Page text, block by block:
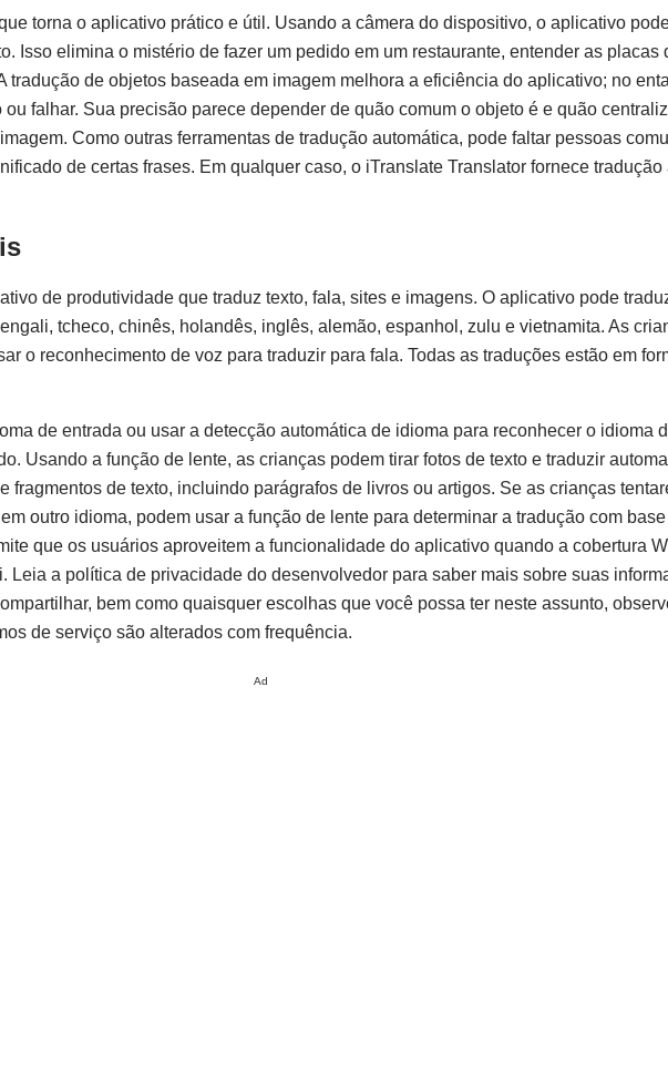
torna o aplicativo prático e útil. Usando a câmera do dispositivo, o aplicativo
Isso elimina o mistério de fazer um pedido em um restaurante, entender as placas
tradução de objetos baseada em imagem melhora a eficiência do aplicativo; no
falhar. Sua precisão parece depender de quão comum o objeto é e quão
Como outras ferramentas de tradução automática, pode faltar pessoas
de certas frases. Em qualquer caso, o iTranslate Translator fornece tradução
de produtividade que traduz texto, fala, sites e imagens. O aplicativo pode
tcheco, chinês, holandês, inglês, alemão, espanhol, zulu e vietnamita. As
o reconhecimento de voz para traduzir para fala. Todas as traduções estão em
de entrada ou usar a detecção automática de idioma para reconhecer o idioma
Usando a função de lente, as crianças podem tirar fotos de texto e traduzir
fragmentos de texto, incluindo parágrafos de livros ou artigos. Se as crianças
outro idioma, podem usar a função de lente para determinar a tradução com
que os usuários aproveitem a funcionalidade do aplicativo quando a cobertura
Leia a política de privacidade do desenvolvedor para saber mais sobre suas
bem como quaisquer escolhas que você possa ter neste assunto,
de serviço são alterados com frequência.
Ad